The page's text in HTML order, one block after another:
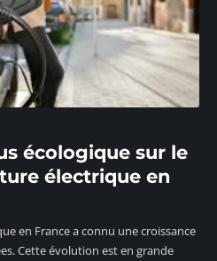
écologique sur le
électrique en
en France a connu une croissance
Cette évolution est en grande